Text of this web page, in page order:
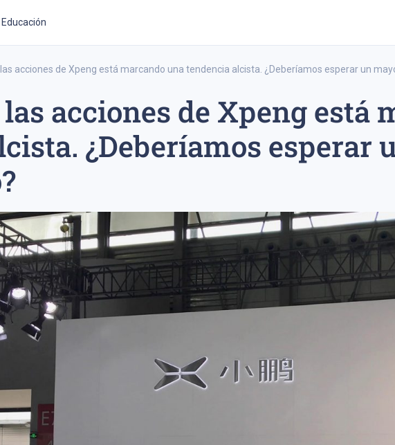
Educación
estrategia de trading a largo plazo estrategia de trading a corto plazo ipo
las acciones de Xpeng está marcando una tendencia alcista. ¿Deberíamos esperar un
acciones de Xpeng está
¿Deberíamos esperar